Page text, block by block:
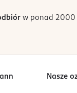
1,2-
C30-45 ALKYL
wchłonął. To
w ponad 2000
Nasze